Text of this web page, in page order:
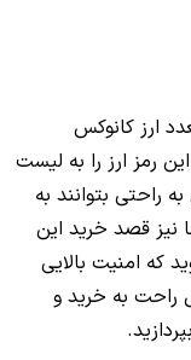
ارز کانوکس
رمز ارز را به لیست
راحتی بتوانند به
نیز قصد خرید این
که امنیت بالایی
راحت به خرید و